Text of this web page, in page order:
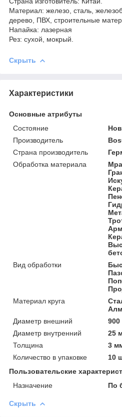
Материал: железо, сталь,
дерево, ПВХ, строительные
Напайка: лазерная
Рез: сухой, мокрый.
Скрыть
Характеристики
Основные атрибуты
Состояние
Производитель
Страна производитель
Обработка материала
Вид обработки
Материал круга
Диаметр внешний
Диаметр внутренний
25
Толщина
3
Количество в упаковке
10
Пользовательские
Назначение
По
Скрыть